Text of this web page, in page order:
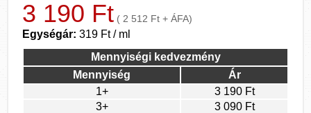
3 190 Ft ( 2 512 Ft + ÁFA)
Egységár: 319 Ft / ml
Mennyiségi kedvezmény
Mennyiség
Ár
1+
3 190 Ft
3+
3 090 Ft